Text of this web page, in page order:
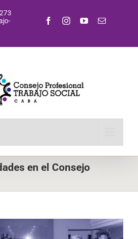
FacebookInstagramYouTubeCorreo
en el Consejo